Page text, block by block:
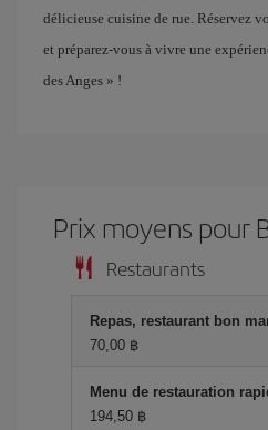
délicieuse cuisine de rue. Réservez
et préparez-vous à vivre une
des Anges » !
Prix ​​moyens pour
Restaurants
Repas, restaurant bon
70,00 ฿
Menu de restauration
194,50 ฿